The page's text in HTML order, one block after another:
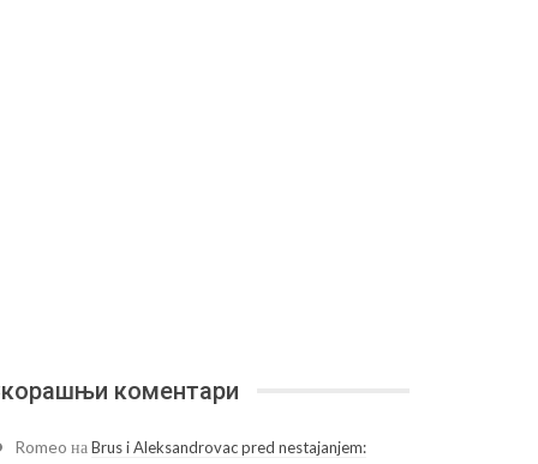
коментари
Romeo наBrus i Aleksandrovac pred nestajanjem: